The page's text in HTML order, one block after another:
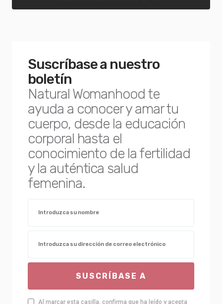
Suscríbase a nuestro
boletín
Natural Womanhood te
ayuda a conocer y amar tu
cuerpo, desde la educación
corporal hasta el
conocimiento de la fertilidad
y la auténtica salud
femenina.
SUSCRÍBASE A
Al marcar esta casilla, confirma que ha leído y acepta